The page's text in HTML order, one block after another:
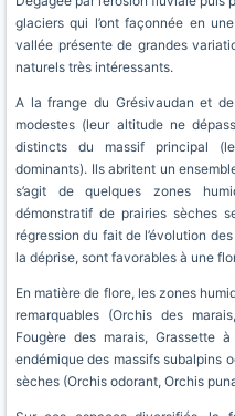
glaciers qui l’ont façonnée en
vallée présente de grandes
naturels très intéressants.
A la frange du Grésivaudan et
modestes (leur altitude ne
distincts du massif principal
dominants). Ils abritent un
s’agit de quelques zones
démonstratif de prairies sèches
régression du fait de l’évolution
la déprise, sont favorables à une
En matière de flore, les zones
remarquables (Orchis des
Fougère des marais, Grassette
endémique des massifs subalpins
sèches (Orchis odorant, Orchis